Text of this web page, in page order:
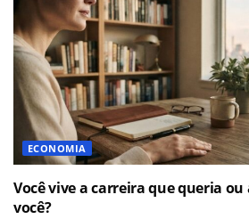
ECONOMIA
Você vive a carreira que queria
você?